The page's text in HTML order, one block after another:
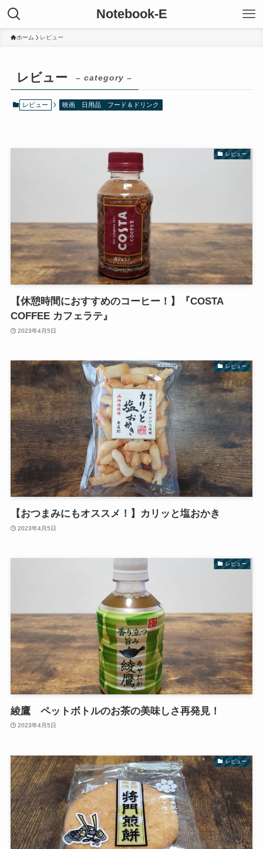
Notebook-E
ホーム レビュー
レビュー – category –
レビュー 映画 日用品 フード＆ドリンク
レビュー
【休憩時間におすすめのコーヒー！】『COSTA
COFFEE カフェラテ』
2023年4月5日
レビュー
【おつまみにもオススメ！】カリッと塩おかき
2023年4月5日
レビュー
綾鷹 ペットボトルのお茶の美味しさ再発見！
2023年4月5日
レビュー